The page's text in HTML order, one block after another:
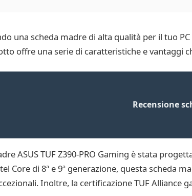
una scheda madre di alta qualità per il tuo
offre una serie di caratteristiche e vantaggi
Recensione
ASUS TUF Z390-PRO Gaming è stata
Core di 8ª e 9ª generazione, questa scheda
Inoltre, la certificazione TUF